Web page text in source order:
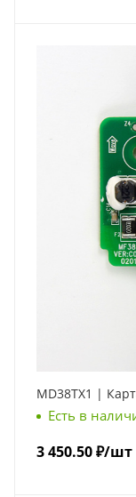
MD38TX1 |
Есть в
3 450.50₽/шт